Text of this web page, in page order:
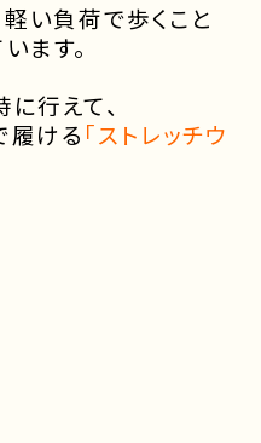
い負荷で歩くこと
ます。
行えて、
履ける 「ストレッチウ